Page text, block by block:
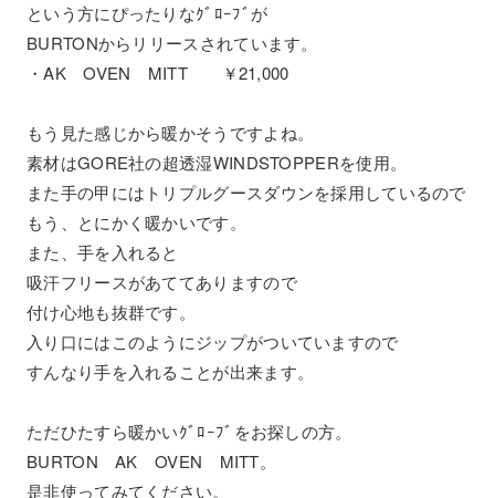
という方にぴったりなｸﾞﾛｰﾌﾞが
BURTONからリリースされています。
・AK OVEN MITT ￥21,000
もう見た感じから暖かそうですよね。
素材はGORE社の超透湿WINDSTOPPERを使用。
また手の甲にはトリプルグースダウンを採用しているので
もう、とにかく暖かいです。
また、手を入れると
吸汗フリースがあててありますので
付け心地も抜群です。
入り口にはこのようにジップがついていますので
すんなり手を入れることが出来ます。
ただひたすら暖かいｸﾞﾛｰﾌﾞをお探しの方。
BURTON AK OVEN MITT。
是非使ってみてください。